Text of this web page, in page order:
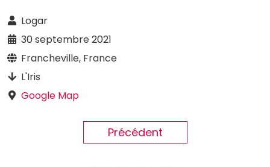
Logar
30 septembre 2021
Francheville, France
L'Iris
Google Map
Précédent